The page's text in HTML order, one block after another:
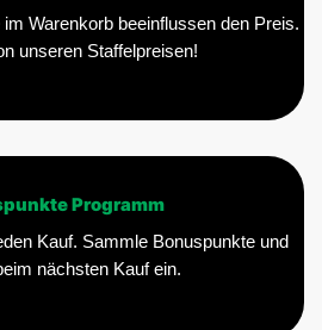
Warenkorb beeinflussen den Preis.
unseren Staffelpreisen!
Programm
Kauf. Sammle Bonuspunkte und
nächsten Kauf ein.